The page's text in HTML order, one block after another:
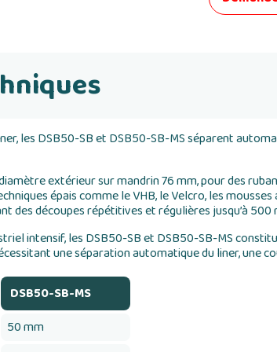
les DSB50-SB et DSB50-SB-MS séparent
extérieur sur mandrin 76 mm, pour des
épais comme le VHB, le Velcro, les
des découpes répétitives et régulières jusqu’à 500
intensif, les DSB50-SB et DSB50-SB-MS
une séparation automatique du liner, une
DSB50-SB-MS
50 mm